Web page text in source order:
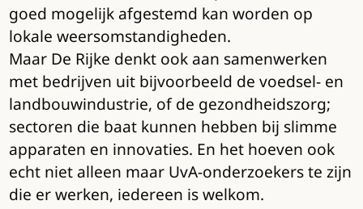
goed mogelijk afgestemd kan worden op
lokale weersomstandigheden.
Maar De Rijke denkt ook aan samenwerken
met bedrijven uit bijvoorbeeld de voedsel- en
landbouwindustrie, of de gezondheidszorg;
sectoren die baat kunnen hebben bij slimme
apparaten en innovaties. En het hoeven ook
echt niet alleen maar UvA-onderzoekers te zijn
die er werken, iedereen is welkom.